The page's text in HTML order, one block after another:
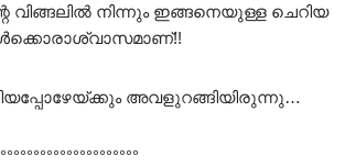
വിങ്ങലിൽ നിന്നും ഇങ്ങനെയുള്ള ചെറിയ
അവളുറങ്ങിയിരുന്നു…